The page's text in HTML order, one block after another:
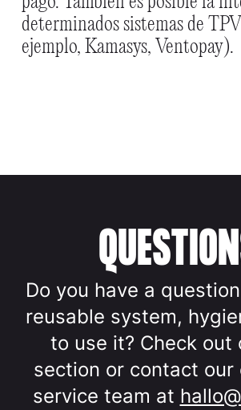
determinados sistemas de
ejemplo, Kamasys, Ventopay).
Do you have a
reusable system,
to use it? Check out
section or contact our
service team at